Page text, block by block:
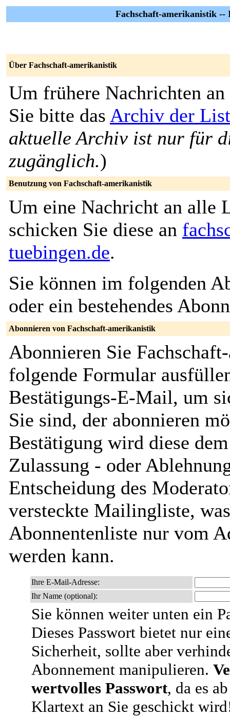
Fachschaft-amerikanistik --
Über Fachschaft-amerikanistik
Um frühere Nachrichten an
Sie bitte das Archiv der
aktuelle Archiv ist nur für
zugänglich.)
Benutzung von Fachschaft-amerikanistik
Um eine Nachricht an alle
schicken Sie diese an
tuebingen.de.
Sie können im folgenden
oder ein bestehendes
Abonnieren von Fachschaft-amerikanistik
Abonnieren Sie
folgende Formular
Bestätigungs-E-Mail, um
Sie sind, der abonnieren
Bestätigung wird diese
Zulassung - oder
Entscheidung des
versteckte Mailingliste,
Abonnentenliste nur vom
werden kann.
Ihre E-Mail-Adresse:
Ihr Name (optional):
Sie können weiter unten ein
Dieses Passwort bietet nur
Sicherheit, sollte aber
Abonnement manipulieren.
wertvolles Passwort, da es
Klartext an Sie geschickt